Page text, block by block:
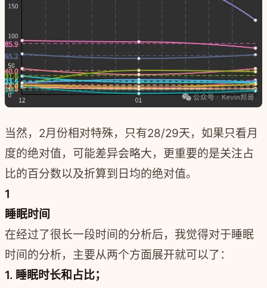
当然，2月份相对特殊，只有28/29天，如果只看月
度的绝对值，可能差异会略大，更重要的是关注占
比的百分数以及折算到日均的绝对值。
1
睡眠时间
在经过了很长一段时间的分析后，我觉得对于睡眠
时间的分析，主要从两个方面展开就可以了：
1. 睡眠时长和占比；